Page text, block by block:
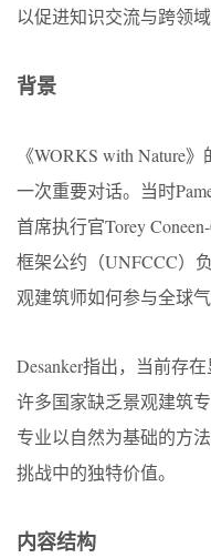
以促进知识交流与跨领域
背景
《WORKS with Nature
一次重要对话。当时
首席执行官Torey
框架公约（UNFCCC）
观建筑师如何参与全球气
Desanker指出，当前存
许多国家缺乏景观建筑
专业以自然为基础的方
挑战中的独特价值。
内容结构